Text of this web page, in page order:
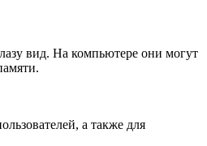
вид. На компьютере они могут
а также для